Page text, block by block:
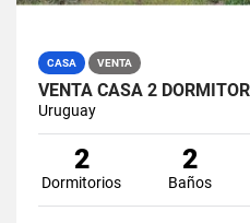
CASA VENTA
Uruguay
2
Dormitorios
2
Baños